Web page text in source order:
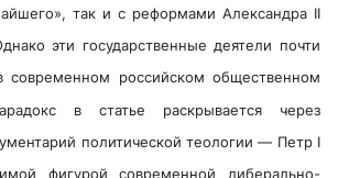
так и с реформами Александра II
эти государственные деятели почти
современном российском общественном
в статье раскрывается через
политической теологии — Петр I
фигурой современной либерально-